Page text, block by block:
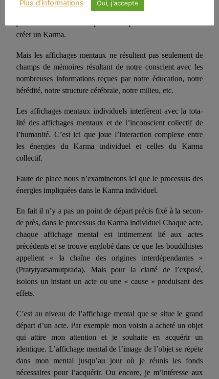
matérialise ensuite. C’est à ce niveau que se trouvent les
créer un Karma.
Mais les affichages mentaux ne résultent pas seulement de
champs de mémoires résultant de notre conscient avec les
nom­breuses informations reçues par notre éducation, notre
hérédité, notre structure cérébrale, notre milieu, etc.
Les affichages mentaux individuels interfèrent avec la tota­
lité des affichages mentaux et de l’inconscient collectif de
l’huma­nité. C’est ici que joue l’interaction complexe entre
les énergies du Karma individuel et celles du Karma
collectif.
Faute de place nous n’examinerons ici que le processus des
énergies impliquées dans le Karma individuel.
En fait il n’y a pas un point de départ précis fixé à la secon­
de près, dans le processus du Karma individuel Chaque acte,
chaque affichage mental est intimement lié aux actes
précédents et se trouve englobé dans ce que les bouddhistes
appellent « la chaîne des origines interdépendantes »
(Pratytyatsamutprada). Mais pour la clarté de l’exposé,
isolons un instant un acte ou une « cause » produisant des
effets.
C’est au niveau de l’affichage mental que se situe le grand
départ d’un acte. Par exemple mon voisin a acheté un objet
qui attire mon attention et je souhaite en acquérir un
identique. L’affichage mental de l’image de l’objet se répète
dans mon mental jusqu’au jour où je réunis les fonds
nécessaires pour l’acquérir. Ou encore, je m’intéresse aux
Plus d'informations Oui, j'accepte